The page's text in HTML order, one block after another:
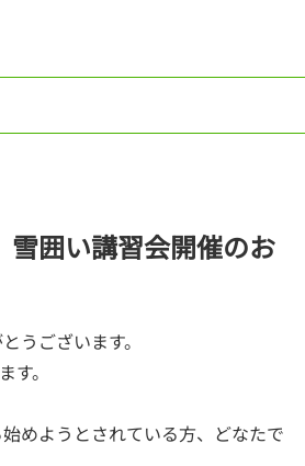
囲い講習会開催のお
うございます。
。
めようとされている方、どなたで